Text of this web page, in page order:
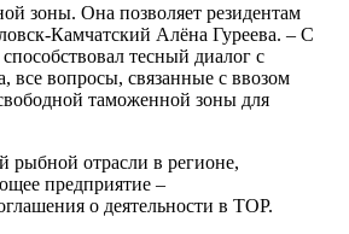
зоны. Она позволяет резидентам
Камчатский Алёна Гуреева. – С
тесный диалог с
все вопросы, связанные с ввозом
таможенной зоны для
рыбной отрасли в регионе,
предприятие –
о деятельности в ТОР.